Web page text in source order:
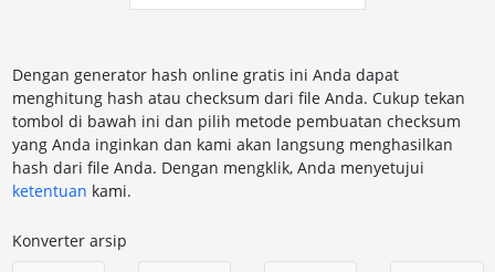
Dengan generator hash online gratis ini Anda dapat
menghitung hash atau checksum dari file Anda. Cukup tekan
tombol di bawah ini dan pilih metode pembuatan checksum
yang Anda inginkan dan kami akan langsung menghasilkan
hash dari file Anda. Dengan mengklik, Anda menyetujui
ketentuan kami.
Konverter arsip